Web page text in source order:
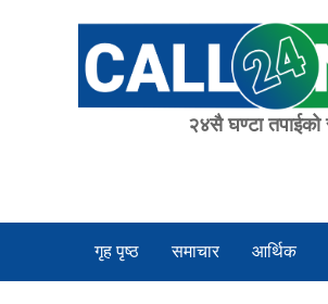
२४सै घण्टा तपाईको
गृह पृष्ठ समाचार आर्थिक